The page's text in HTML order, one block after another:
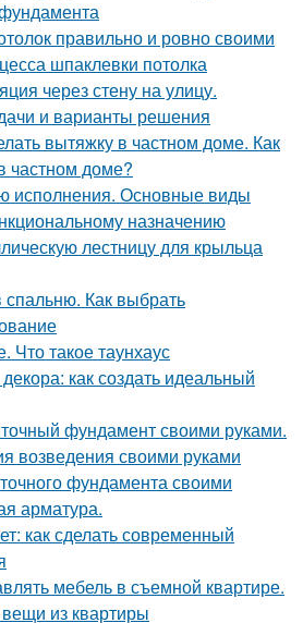
правильно и ровно своими
шпаклевки потолка
через стену на улицу.
и варианты решения
вытяжку в частном доме. Как
частном доме?
исполнения. Основные виды
назначению
лестницу для крыльца
спальню. Как выбрать
Что такое таунхаус
как создать идеальный
фундамент своими руками.
возведения своими руками
фундамента своими
арматура.
как сделать современный
мебель в съемной квартире.
из квартиры